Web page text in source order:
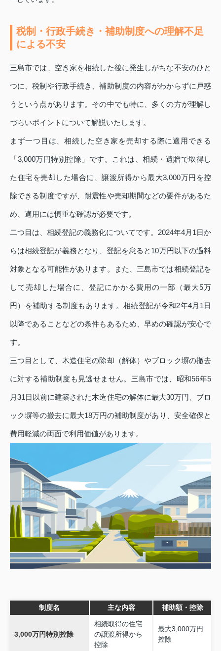
税制・行政手続き・補助制度への理解不足
による不安
三島市では、空き家を相続した後に発生しがちな不安のひと
つに、税制や行政手続き、補助制度の内容がわからずに戸惑
うという点があります。その中でも特に、多くの方が理解し
づらいポイントについて解説いたします。
まず一つ目は、相続した空き家を売却する際に適用できる
「3,000万円特別控除」です。これは、相続・遺贈で取得し
た住宅を売却した場合に、譲渡所得から最大3,000万円を控
除できる制度ですが、耐震性や売却期間などの要件があるた
め、適用には慎重な確認が必要です。
二つ目は、相続登記の義務化についてです。2024年4月1日か
らは相続登記が義務となり、登記を怠ると10万円以下の過料
対象となる可能性があります。また、三島市では相続登記を
して売却した場合に、登記にかかる費用の一部（最大5万
円）を補助する制度もあります。相続登記が令和2年4月1日
以降であることなどの条件もあるため、早めの確認が安心で
す。
三つ目として、木造住宅の除却（解体）やブロック塀の撤去
に対する補助制度も見逃せません。三島市では、昭和56年5
月31日以前に建築された木造住宅の解体に最大30万円、ブロ
ック塀等の撤去に最大18万円の補助制度があり、安全確保と
費用軽減の両面で利用価値があります。
制度名 主な内容 補助額・控除
3,000万円特別控除
相続取得の住宅
の譲渡所得から
控除
最大3,000万円
控除